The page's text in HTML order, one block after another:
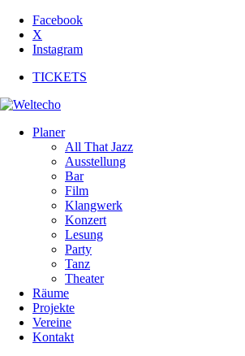
Facebook
X
Instagram
TICKETS
Planer
All That Jazz
Ausstellung
Bar
Film
Klangwerk
Konzert
Lesung
Party
Tanz
Theater
Räume
Projekte
Vereine
Kontakt